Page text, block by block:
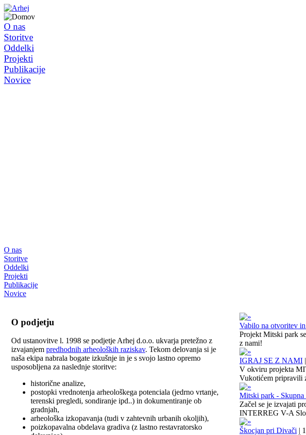
O nas
Storitve
Oddelki
Projekti
Publikacije
Novice
O nas
Storitve
Oddelki
Projekti
Publikacije
Novice
O podjetju
Od ustanovitve l. 1998 se podjetje Arhej d.o.o. ukvarja pretežno z
izvajanjem predhodnih arheoloških raziskav. Tekom delovanja si je
naša ekipa nabrala bogate izkušnje in je s svojo lastno opremo
usposobljena za naslednje storitve:
historične analize,
postopki vrednotenja arheološkega potenciala (jedrno vrtanje,
terenski pregledi, sondiranje ipd..) in dokumentiranje ob
gradnjah,
arheološka izkopavanja (tudi v zahtevnih urbanih okoljih),
poizkopavalna obdelava gradiva (z lastno restavratorsko
Vabilo na otvoritev
Projekt Mitski park
z nami!
IGRAJ SE Z NAMI |
V okviru projekta
Vukotićem pripravili
Mitski park - Skupna
Začel se je izvajati
INTERREG V-A
Škocjan pri Divači |